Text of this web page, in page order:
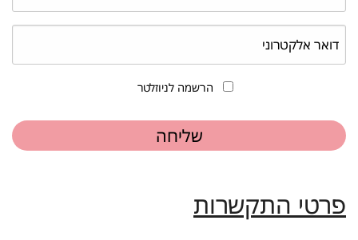
הרשמה לניוזלטר
פרטי התקשרות